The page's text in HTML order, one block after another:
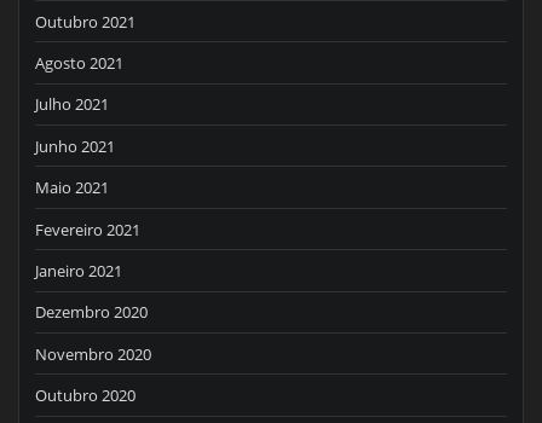
Outubro 2021
Agosto 2021
Julho 2021
Junho 2021
Maio 2021
Fevereiro 2021
Janeiro 2021
Dezembro 2020
Novembro 2020
Outubro 2020